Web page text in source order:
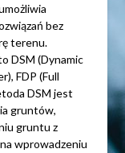
bez
terenu.
DSM (Dynamic
FDP (Full
DSM jest
gruntów,
gruntu z
wprowadzeniu